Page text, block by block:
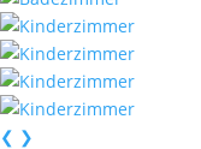
❮ ❯